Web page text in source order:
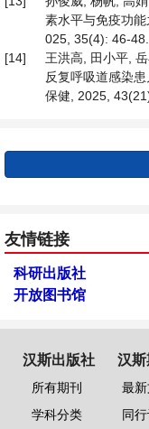
素水平与免疫功
025, 35(4): 46-48.
[14]
王洪高, 田小平,
反复呼吸道感染
保健, 2025,
友情链接
科研出版社
开放图书馆
汉斯出版社
所有期刊
学科分类
汉斯
最
同